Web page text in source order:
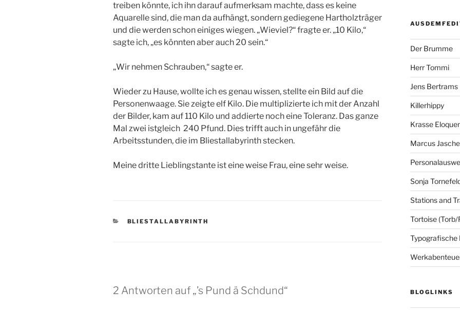
treiben könnte, ich ihn darauf aufmerksam machte, dass es keine
Aquarelle sind, die man da aufhängt, sondern gediegene Hartholzträger
und die werden schon einiges wiegen. „Wieviel?“ fragte er. „10 Kilo,“
sagte ich, „es könnten aber auch 20 sein.“
„Wir nehmen Schrauben,“ sagte er.
Wieder zu Hause, wollte ich es genau wissen, stellte ein Bild auf die
Personenwaage. Sie zeigte elf Kilo. Die multiplizierte ich mit der Anzahl
der Bilder, kam auf 110 Kilo und addierte noch eine Toleranz. Das ganze
Mal zwei istgleich 240 Pfund. Dies trifft auch in ungefähr die
Arbeitsstunden, die im Bliestallabyrinth stecken.
Meine dritte Lieblingstante ist eine weise Frau, eine sehr weise.
KATEGORIEN
BLIESTALLABYRINTH
2 Antworten auf „’s Pund ä Schdund“
Der Brumme
Herr Tommi
Jens Bertrams
Killerhippy
Krasse
Marcus
Sonja
Stations and
Tortoise (Torb/
Typografische
BLOGLINKS